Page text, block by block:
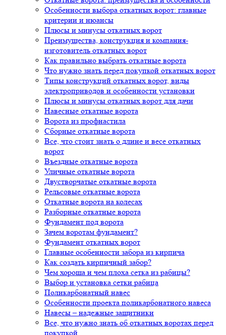
Особенности выбора откатных ворот: главные
критерии и нюансы
Плюсы и минусы откатных ворот
Преимущества, конструкция и компания-
изготовитель откатных ворот
Как правильно выбрать откатные ворота
Что нужно знать перед покупкой откатных ворот
Типы конструкций откатных ворот, виды
электроприводов и особенности установки
Плюсы и минусы откатных ворот для дачи
Навесные откатные ворота
Ворота из профнастила
Сборные откатные ворота
Все, что стоит знать о длине и весе откатных
ворот
Въездные откатные ворота
Уличные откатные ворота
Двустворчатые откатные ворота
Рельсовые откатные ворота
Откатные ворота на колесах
Разборные откатные ворота
Фундамент под ворота
Зачем воротам фундамент?
Фундамент откатных ворот
Главные особенности забора из кирпича
Как создать кирпичный забор?
Чем хороша и чем плоха сетка из рабицы?
Выбор и установка сетки рабица
Поликарбонатный навес
Особенности проекта поликарбонатного навеса
Навесы – надежные защитники
Все, что нужно знать об откатных воротах перед
покупкой